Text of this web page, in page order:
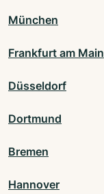
München
Frankfurt am Main
Düsseldorf
Dortmund
Bremen
Hannover